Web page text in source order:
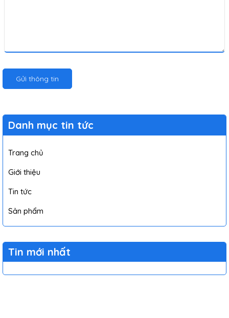
Gửi thông tin
Danh mục tin tức
Trang chủ
Giới thiệu
Tin tức
Sản phẩm
Tin mới nhất